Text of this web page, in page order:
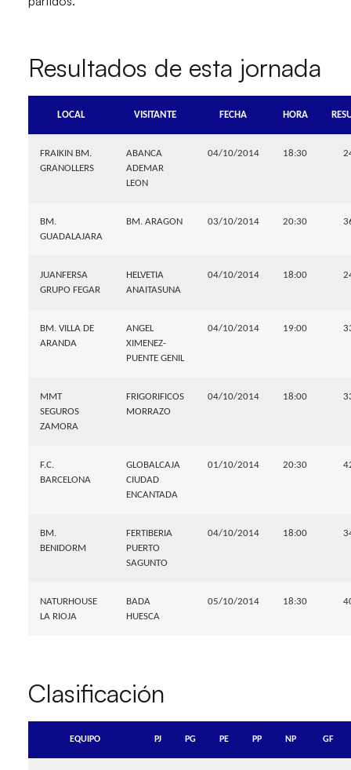
Resultados de esta jornada
LOCAL VISITANTE FECHA HORA
FRAIKIN BM.
GRANOLLERS
ABANCA
ADEMAR
LEON
04/10/2014 18:30
BM.
GUADALAJARA
BM. ARAGON 03/10/2014 20:30
JUANFERSA
GRUPO FEGAR
HELVETIA
ANAITASUNA
04/10/2014 18:00
BM. VILLA DE
ARANDA
ANGEL
XIMENEZ-
PUENTE GENIL
04/10/2014 19:00
MMT
SEGUROS
ZAMORA
FRIGORIFICOS
MORRAZO
04/10/2014 18:00
F.C.
BARCELONA
GLOBALCAJA
CIUDAD
ENCANTADA
01/10/2014 20:30
BM.
BENIDORM
FERTIBERIA
PUERTO
SAGUNTO
04/10/2014 18:00
NATURHOUSE
LA RIOJA
BADA
HUESCA
05/10/2014 18:30
Clasificación
EQUIPO PJ PG PE PP NP GF